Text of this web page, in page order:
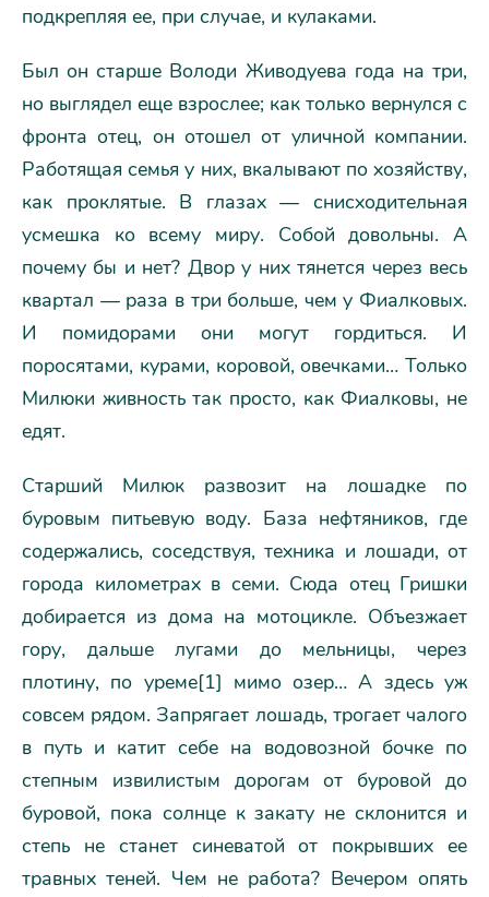
подкрепляя ее, при случае, и кулаками.
Был он старше Володи Живодуева года на три,
но выглядел еще взрослее; как только вернулся с
фронта отец, он отошел от уличной компании.
Работящая семья у них, вкалывают по хозяйству,
как проклятые. В глазах — снисходительная
усмешка ко всему миру. Собой довольны. А
почему бы и нет? Двор у них тянется через весь
квартал — раза в три больше, чем у Фиалковых.
И помидорами они могут гордиться. И
поросятами, курами, коровой, овечками… Только
Милюки живность так просто, как Фиалковы, не
едят.
Старший Милюк развозит на лошадке по
буровым питьевую воду. База нефтяников, где
содержались, соседствуя, техника и лошади, от
города километрах в семи. Сюда отец Гришки
добирается из дома на мотоцикле. Объезжает
гору, дальше лугами до мельницы, через
плотину, по уреме[1] мимо озер… А здесь уж
совсем рядом. Запрягает лошадь, трогает чалого
в путь и катит себе на водовозной бочке по
степным извилистым дорогам от буровой до
буровой, пока солнце к закату не склонится и
степь не станет синеватой от покрывших ее
травных теней. Чем не работа? Вечером опять